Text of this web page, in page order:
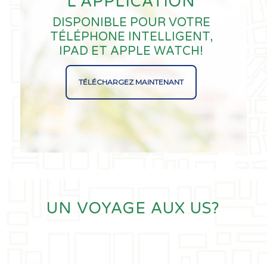
DISPONIBLE POUR VOTRE
TÉLÉPHONE INTELLIGENT,
IPAD ET APPLE WATCH!
TÉLÉCHARGEZ MAINTENANT
UN VOYAGE AUX US?